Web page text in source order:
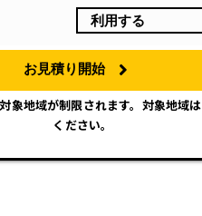
お見積り開始
象地域が制限されます。対象地域は
ください。